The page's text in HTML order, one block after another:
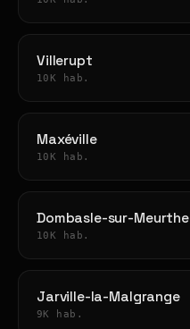
Villerupt
10K hab.
Maxéville
10K hab.
Dombasle-sur-Meurthe
10K hab.
Jarville-la-Malgrange
9K hab.